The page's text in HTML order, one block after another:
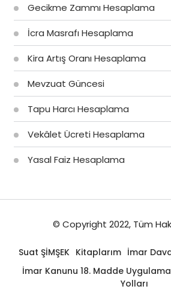
Gecikme Zammı Hesaplama
İcra Masrafı Hesaplama
Kira Artış Oranı Hesaplama
Mevzuat Güncesi
Tapu Harcı Hesaplama
Vekâlet Ücreti Hesaplama
Yasal Faiz Hesaplama
© Copyright 2022, Tüm
Suat ŞİMŞEK Kitaplarım İmar
İmar Kanunu 18. Madde
Yolları